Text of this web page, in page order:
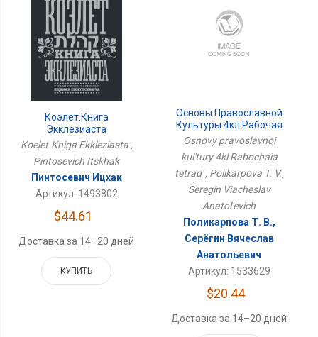
Коэлет.Книга
Экклезиаста
Koelet.Kniga Ekkleziasta ,
Pintosevich Itskhak
Пинтосевич Ицхак
Артикул: 1493802
$44.61
Доставка за 14–20 дней
КУПИТЬ
Основы Православной
Культуры 4кл Рабочая
Тетрадь
Osnovy pravoslavnoi
kul'tury 4kl Rabochaia
tetrad' , Polikarpova T. V.,
Seregin Viacheslav
Anatol'evich
Поликарпова Т. В.,
Серёгин Вячеслав
Анатольевич
Артикул: 1533629
$20.44
Доставка за 14–20 дней